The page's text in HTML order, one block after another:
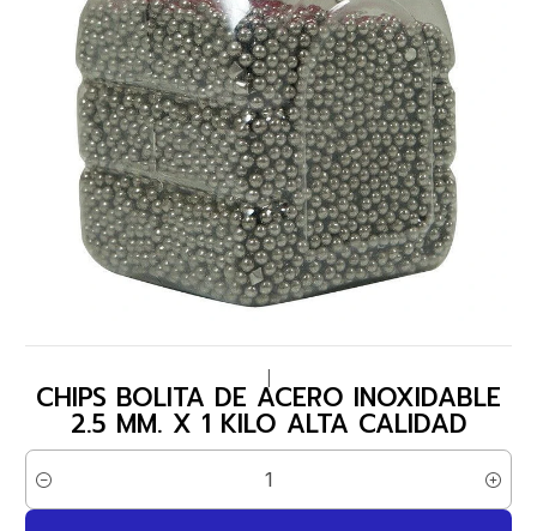
CHIPS BOLITA DE ACERO INOXIDABLE
2.5 MM. X 1 KILO ALTA CALIDAD
Cantidad